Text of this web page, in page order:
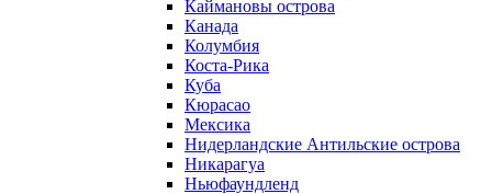
Каймановы острова
Канада
Колумбия
Коста-Рика
Куба
Кюрасао
Мексика
Нидерландские Антильские острова
Никарагуа
Ньюфаундленд